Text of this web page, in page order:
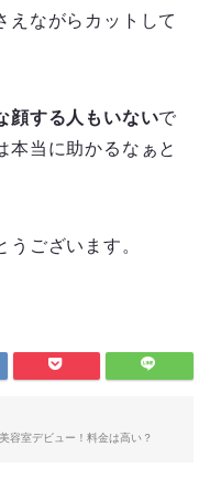
えながらカットして
顔する人もいないで
本当に助かるなぁと
ございます。
容室デビュー！料金は高い？